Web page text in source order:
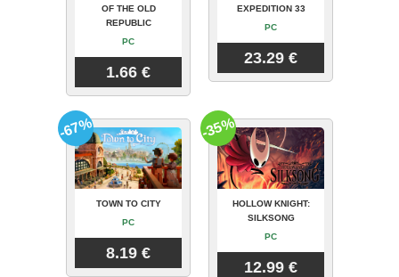
OF THE OLD
REPUBLIC
PC
1.66 €
EXPEDITION 33
PC
23.29 €
TOWN TO CITY
PC
8.19 €
-67%
HOLLOW KNIGHT:
SILKSONG
PC
12.99 €
-35%